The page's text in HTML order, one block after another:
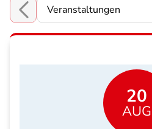
Choose a section
20
AUG